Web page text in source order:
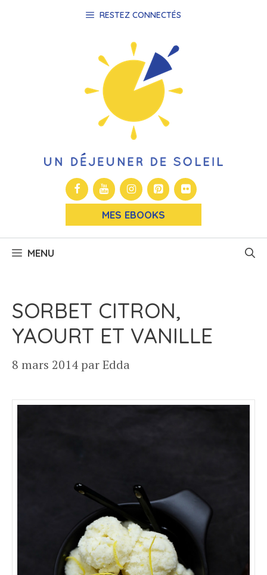
RESTEZ CONNECTÉS
MES EBOOKS
MENU
SORBET CITRON,
YAOURT ET VANILLE
8 mars 2014 parEdda